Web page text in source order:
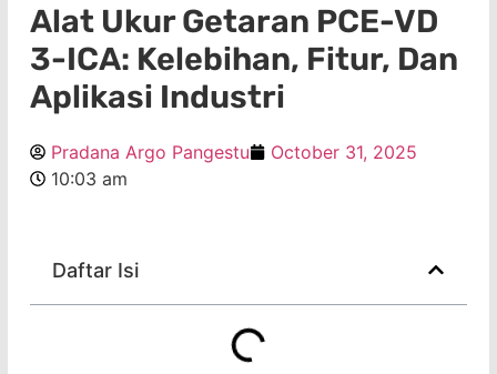
Alat Ukur Getaran PCE-VD
3-ICA: Kelebihan, Fitur, Dan
Aplikasi Industri
Pradana Argo Pangestu
October 31, 2025
10:03 am
Daftar Isi